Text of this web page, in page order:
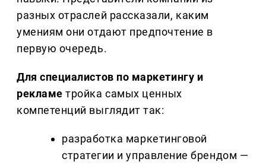
разных отраслей рассказали, каким
умениям они отдают предпочтение в
первую очередь.
Для специалистов по маркетингу и
рекламе тройка самых ценных
компетенций выглядит так:
разработка маркетинговой
стратегии и управление брендом —